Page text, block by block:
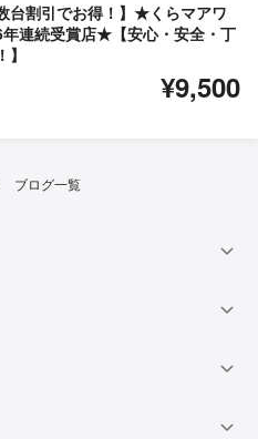
台割引でお得！】★くらマアワ
年連続受賞店★【安心・安全・丁
¥9,500
ブログ一覧